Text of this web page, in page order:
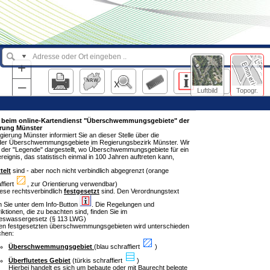
Luftbild Topogr.
+
–
online-Kartendienst "Überschwemmungsgebiete" der
Münster
Münster informiert Sie an dieser Stelle über die
Überschwemmungsgebiete im Regierungsbezirk Münster. Wir
"Legende" dargestellt, wo Überschwemmungsgebiete für ein
das statistisch einmal in 100 Jahren auftreten kann,
sind - aber noch nicht verbindlich abgegrenzt (orange
, zur Orientierung verwendbar)
rechtsverbindlich festgesetzt sind. Den Verordnungstext
Sie unter dem Info-Button
. Die Regelungen und
die zu beachten sind, finden Sie im
(§ 113 LWG)
festgesetzten überschwemmungsgebieten wird unterschieden
Überschwemmungsgebiet (blau schraffiert
)
Überflutetes Gebiet (türkis schraffiert
)
Hierbei handelt es sich um bebaute oder mit Baurecht belegte